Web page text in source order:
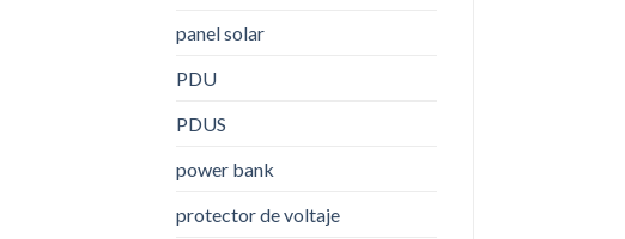
panel solar
PDU
PDUS
power bank
protector de voltaje